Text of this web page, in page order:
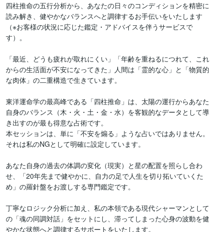
四柱推命の五行分析から、あなたの日々のコンディションを精密に
読み解き、健やかなバランスへと調律するお手伝いをいたします
（※お客様の状況に応じた鑑定・アドバイスを伴うサービスで
す）。
「最近、どうも疲れが取れにくい」「年齢を重ねるにつれて、これ
からの生活面が不安になってきた」人間は「霊的な心」と「物質的
な肉体」の二重構造で生きています。
東洋運命学の最高峰である「四柱推命」は、太陽の運行からあなた
自身のバランス（木・火・土・金・水）を客観的なデータとして導
き出すのが最も得意な占術です。
本セッションは、単に「不安を煽る」ような占いではありません。
それは私のNGとして明確に設定しています。
あなた自身の過去の体調の変化（現実）と星の配置を照らし合わ
せ、「20年先まで健やかに、自力の足で人生を切り拓いていくた
め」の羅針盤をお渡しする専門鑑定です。
丁寧なロジック分析に加え、私の本領である現代シャーマンとして
の「魂の同調対話」をセットにし、滞ってしまった心身の波動を健
やかな状態へと調律するサポートをいたします。